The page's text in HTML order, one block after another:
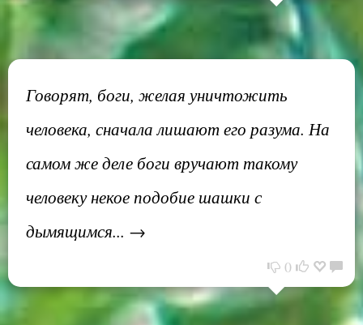
Говорят, боги, желая уничтожить
человека, сначала лишают его разума. На
самом же деле боги вручают такому
человеку некое подобие шашки с
дымящимся... →
0